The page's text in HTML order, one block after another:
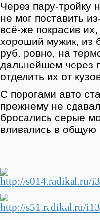
Через пару-тройку
не мог поставить
всё-же покрасив
хороший мужик, из
руб. ровно, на
дальнейшем через
отделить их от
С порогами авто
прежнему не
бросались серые
вливались в общую